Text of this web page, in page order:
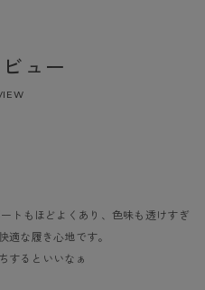
ュー
適な履き心地です。
するといいなぁ